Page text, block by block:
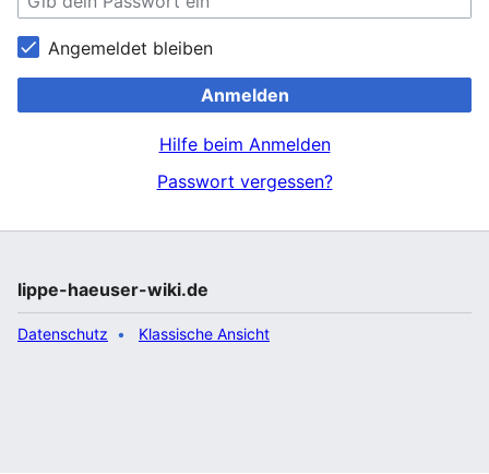
Angemeldet bleiben
Anmelden
Hilfe beim Anmelden
Passwort vergessen?
lippe-haeuser-wiki.de
Datenschutz Klassische Ansicht